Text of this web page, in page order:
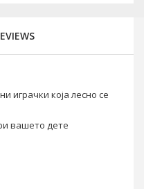
играчки која лесно се
вашето дете